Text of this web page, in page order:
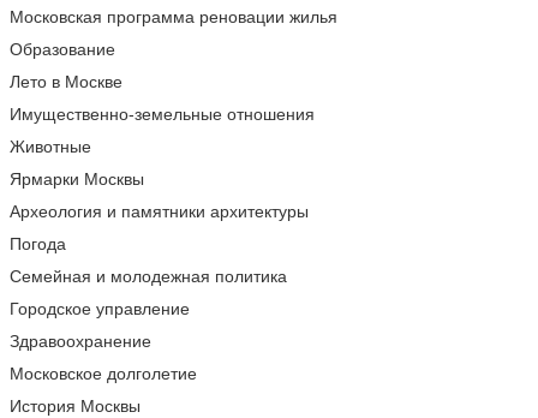
Московская программа реновации жилья
Образование
Лето в Москве
Имущественно-земельные отношения
Животные
Ярмарки Москвы
Археология и памятники архитектуры
Погода
Семейная и молодежная политика
Городское управление
Здравоохранение
Московское долголетие
История Москвы